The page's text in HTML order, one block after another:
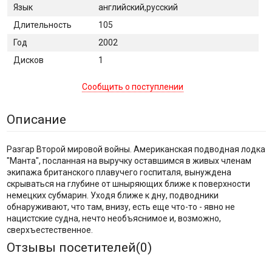
Язык
английский,русский
Длительность
105
Год
2002
Дисков
1
Сообщить о поступлении
Описание
Разгар Второй мировой войны. Американская подводная лодка
"Манта", посланная на выручку оставшимся в живых членам
экипажа британского плавучего госпиталя, вынуждена
скрываться на глубине от шныряющих ближе к поверхности
немецких субмарин. Уходя ближе к дну, подводники
обнаруживают, что там, внизу, есть еще что-то - явно не
нацистские судна, нечто необъяснимое и, возможно,
сверхъестественное.
Отзывы посетителей(0)